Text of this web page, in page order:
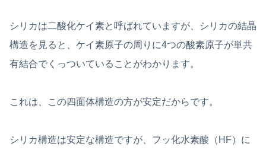
シリカは二酸化ケイ素と呼ばれていますが、シリカの結晶
構造を見ると、ケイ素原子の周りに4つの酸素原子が単共
有結合でくっついていることがわかります。
これは、この四面体構造の方が安定だからです。
シリカ構造は安定な構造ですが、フッ化水素酸（HF）に